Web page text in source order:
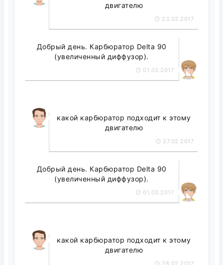
двигателю
23.02.2017
Добрый день. Карбюратор Delta 90
(увеличенный диффузор).
01.03.2017
какой карбюратор подходит к этому
двигателю
27.02.2017
Добрый день. Карбюратор Delta 90
(увеличенный диффузор).
01.03.2017
какой карбюратор подходит к этому
двигателю
28.02.2017